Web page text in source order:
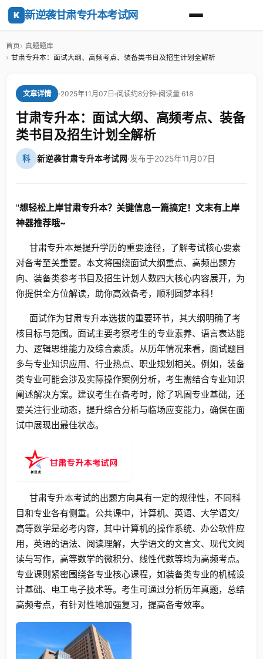
K 新逆袭甘肃专升本考试网
首页
真题题库
甘肃专升本：面试大纲、高频考点、装备类书目及招生计划全解析
文章详情 2025年11月07日 阅读约8分钟 阅读量 618
甘肃专升本：面试大纲、高频考点、装备
类书目及招生计划全解析
科 新逆袭甘肃专升本考试网·发布于2025年11月07日
"想轻松上岸甘肃专升本？关键信息一篇搞定！文末有上岸
神器推荐哦~
甘肃专升本是提升学历的重要途径，了解考试核心要素
对备考至关重要。本文将围绕面试大纲重点、高频出题方
向、装备类参考书目及招生计划人数四大核心内容展开，为
你提供全方位解读，助你高效备考，顺利圆梦本科！
面试作为甘肃专升本选拔的重要环节，其大纲明确了考
核目标与范围。面试主要考察考生的专业素养、语言表达能
力、逻辑思维能力及综合素质。从历年情况来看，面试题目
多与专业知识应用、行业热点、职业规划相关。例如，装备
类专业可能会涉及实际操作案例分析，考生需结合专业知识
阐述解决方案。建议考生在备考时，除了巩固专业基础，还
要关注行业动态，提升综合分析与临场应变能力，确保在面
试中展现出最佳状态。
甘肃专升本考试的出题方向具有一定的规律性，不同科
目和专业各有侧重。公共课中，计算机、英语、大学语文/
高等数学是必考内容，其中计算机的操作系统、办公软件应
用，英语的语法、阅读理解，大学语文的文言文、现代文阅
读与写作，高等数学的微积分、线性代数等均为高频考点。
专业课则紧密围绕各专业核心课程，如装备类专业的机械设
计基础、电工电子技术等。考生可通过分析历年真题，总结
高频考点，有针对性地加强复习，提高备考效率。